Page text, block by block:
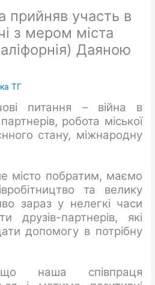
прийняв участь в
з мером міста
Даяною
ТГ
питання – війна в
робота міської
стану, міжнародну
місто побратим, маємо
та велику
зараз у нелегкі часи
друзів-партнерів, які
допомогу в потрібну
що наша співпраця